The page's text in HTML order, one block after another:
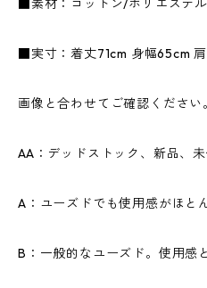
■素材：コットン/ポリエステル
■実寸：着丈71cm 身幅65cm
画像と合わせてご確認ください。
AA：デッドストック、新品、
A：ユーズドでも使用感がほと
B：一般的なユーズド。使用感